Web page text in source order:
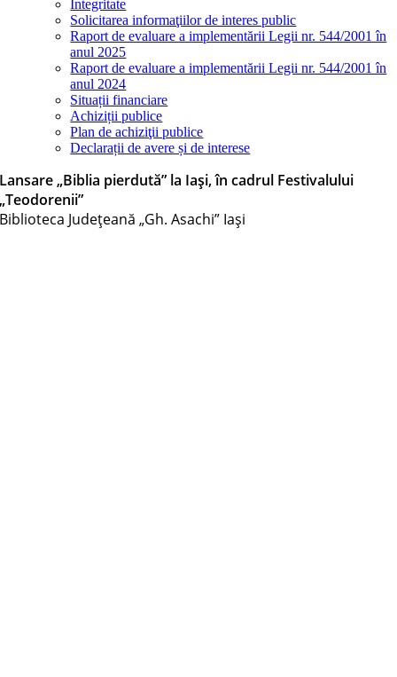
Integritate
Solicitarea informaţiilor de interes public
Raport de evaluare a implementării Legii nr. 544/2001 în
anul 2025
Raport de evaluare a implementării Legii nr. 544/2001 în
anul 2024
Situații financiare
Achiziții publice
Plan de achiziţii publice
Declarații de avere și de interese
Lansare „Biblia pierdută” la Iași, în cadrul Festivalului
„Teodorenii”
Biblioteca Judeţeană „Gh. Asachi” Iaşi